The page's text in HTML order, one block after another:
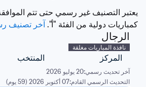
كمباريات دولية من الفئة "أ". آخر تصنيف رسمي
الرجال
نافذة المباريات مغلقة
المركز المنتخب
آخر تحديث رسمي:20 يوليو 2026
التحديث الرسمي القادم:07 أكتوبر 2026 (59 يوم)